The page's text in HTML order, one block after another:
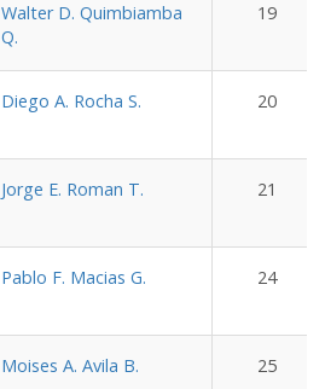
Walter D. Quimbiamba
Q.
19
Diego A. Rocha S. 20
Jorge E. Roman T. 21
Pablo F. Macias G. 24
Moises A. Avila B. 25